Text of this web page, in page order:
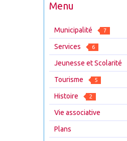
Menu
Municipalité 7
Services 6
Jeunesse et Scolarité
Tourisme 5
Histoire 2
Vie associative
Plans